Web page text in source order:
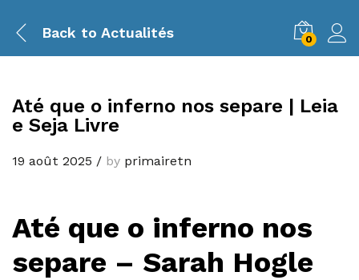
Back to Actualités 0
Até que o inferno nos separe | Leia
e Seja Livre
19 août 2025 / by primairetn
Até que o inferno nos
separe – Sarah Hogle